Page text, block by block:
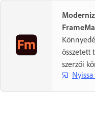
összetett
szerzői